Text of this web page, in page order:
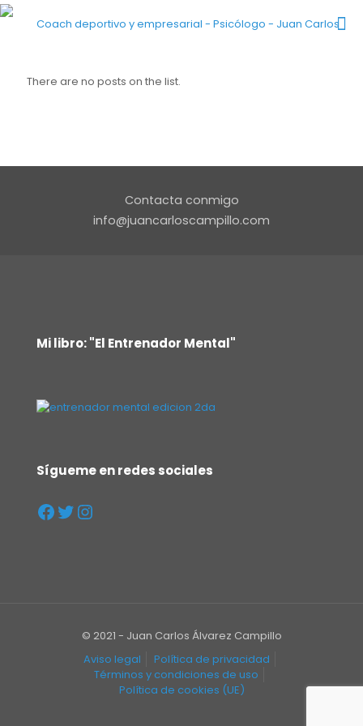
There are no posts on the list.
Contacta conmigo
info@juancarloscampillo.com
Mi libro: "El Entrenador Mental"
Sígueme en redes sociales
© 2021 - Juan Carlos Álvarez Campillo
Aviso legal
Política de privacidad
Términos y condiciones de uso
Política de cookies (UE)